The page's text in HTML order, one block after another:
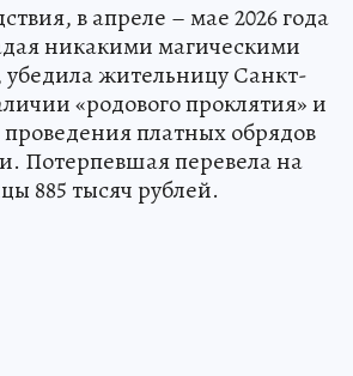
в апреле – мае 2026 года
никакими магическими
убедила жительницу Санкт-
«родового проклятия» и
платных обрядов
Потерпевшая перевела на
885 тысяч рублей.